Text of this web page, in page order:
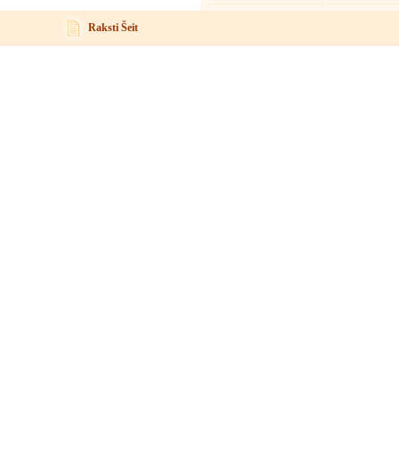
Raksti Šeit